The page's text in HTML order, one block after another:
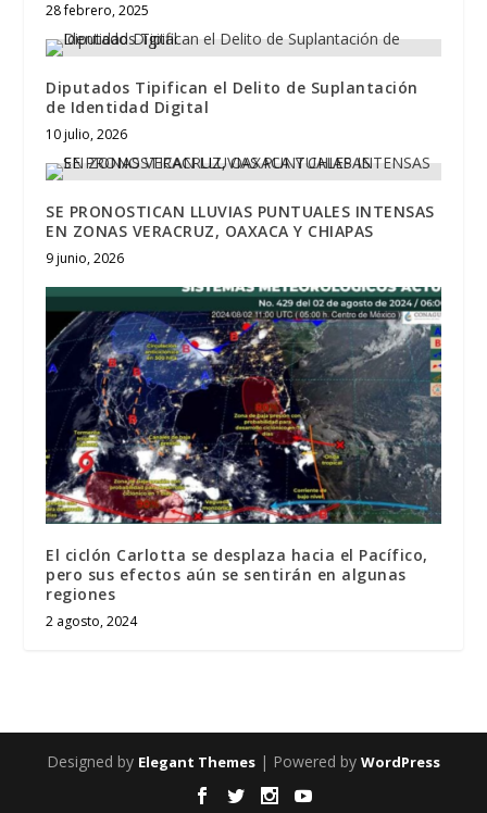
28 febrero, 2025
Diputados Tipifican el Delito de Suplantación
de Identidad Digital
10 julio, 2026
SE PRONOSTICAN LLUVIAS PUNTUALES INTENSAS
EN ZONAS VERACRUZ, OAXACA Y CHIAPAS
9 junio, 2026
El ciclón Carlotta se desplaza hacia el Pacífico,
pero sus efectos aún se sentirán en algunas
regiones
2 agosto, 2024
Designed by Elegant Themes | Powered by WordPress